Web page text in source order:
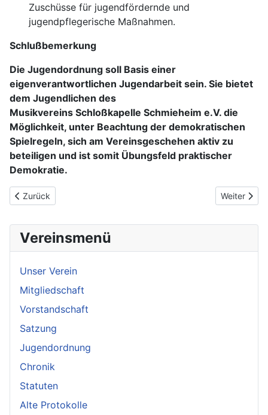
Vereinsmenü
Unser Verein
Mitgliedschaft
Vorstandschaft
Satzung
Jugendordnung
Chronik
Statuten
Alte Protokolle
Zuschüsse für jugendfördernde und
jugendpflegerische Maßnahmen.
Schlußbemerkung
Die Jugendordnung soll Basis einer
eigenverantwortlichen Jugendarbeit sein. Sie bietet
dem Jugendlichen des
Musikvereins Schloßkapelle Schmieheim e.V. die
Möglichkeit, unter Beachtung der demokratischen
Spielregeln, sich am Vereinsgeschehen aktiv zu
beteiligen und ist somit Übungsfeld praktischer
Demokratie.
Vorheriger Beitrag: Chronik
Zurück Nächster
Weiter